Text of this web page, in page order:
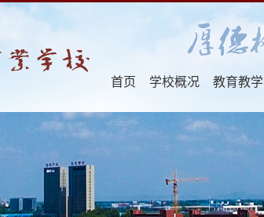
首页 学校概况 教育教学